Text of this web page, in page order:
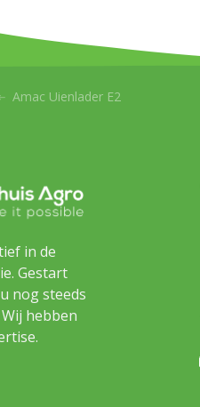
Amac Uienlader E2
in de
Gestart
nog steeds
hebben